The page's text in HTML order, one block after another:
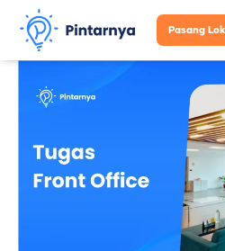
Lewati
konten
Pasang